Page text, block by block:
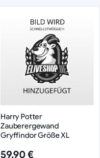
Harry Potter
Zauberergewand
Gryffindor Größe XL
59,90 €